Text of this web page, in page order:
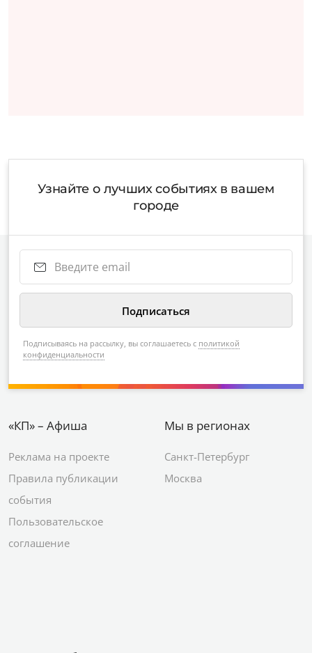
Узнайте о лучших событиях в вашем
городе
Подписываясь на рассылку, вы соглашаетесь с политикой
конфиденциальности
«КП» – Афиша
Реклама на проекте
Правила публикации
события
Пользовательское
соглашение
Мы в регионах
Санкт-Петербург
Москва